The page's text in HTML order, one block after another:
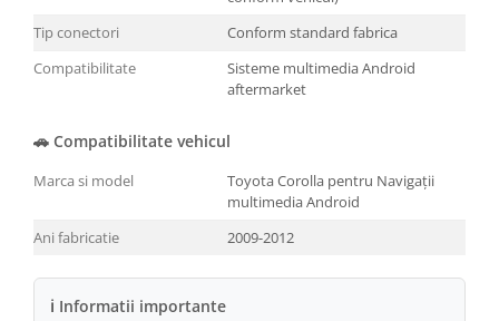
Conectică Renault
Tip conectori
Conform standard fabrica
Compatibilitate
Sisteme multimedia Android
aftermarket
🚗 Compatibilitate vehicul
Marca si model
Toyota Corolla pentru Navigații
multimedia Android
Ani fabricatie
2009-2012
ℹ Informatii importante